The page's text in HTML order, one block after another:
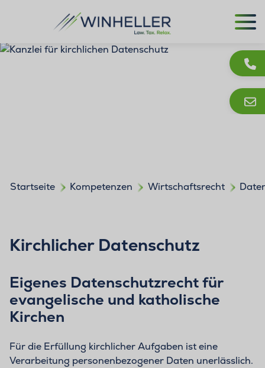
Startseite Kompetenzen Wirtschaftsrecht
Kirchlicher Datenschutz
Eigenes Datenschutzrecht für
evangelische und katholische
Kirchen
Für die Erfüllung kirchlicher Aufgaben ist eine
Verarbeitung personenbezogener Daten unerlässlich.